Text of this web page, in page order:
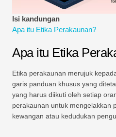
Tutorial Pemodelan Kewangan
Bentuk penuh
Tutorial Pengurusan Risiko
Isi kandungan
Apa itu Etika Perakaunan?
Apa itu Etika
Etika perakaunan merujuk
garis panduan khusus yang
yang harus diikuti oleh setiap
perakaunan untuk mengelakkan
kewangan atau kedudukan